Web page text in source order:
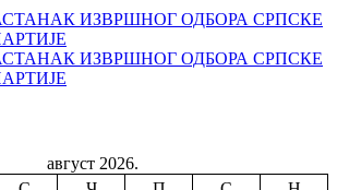
ИЗВРШНОГ ОДБОРА СРПСКЕ
ИЗВРШНОГ ОДБОРА СРПСКЕ
август 2026.